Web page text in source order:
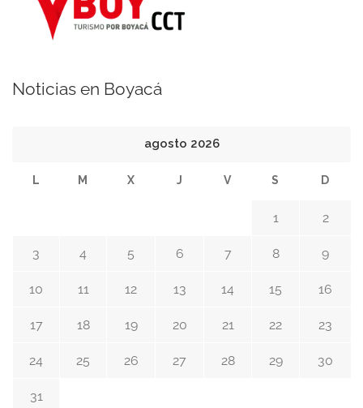
Noticias en Boyacá
agosto 2026
L M X J V S D
1 2
3 4 5 6 7 8 9
10 11 12 13 14 15 16
17 18 19 20 21 22 23
24 25 26 27 28 29 30
31